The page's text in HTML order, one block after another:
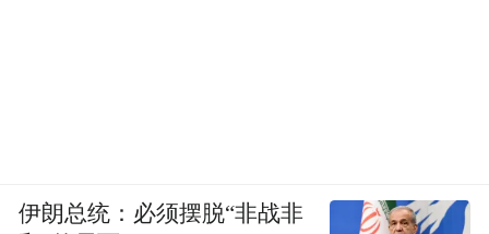
伊朗总统：必须摆脱“非战非